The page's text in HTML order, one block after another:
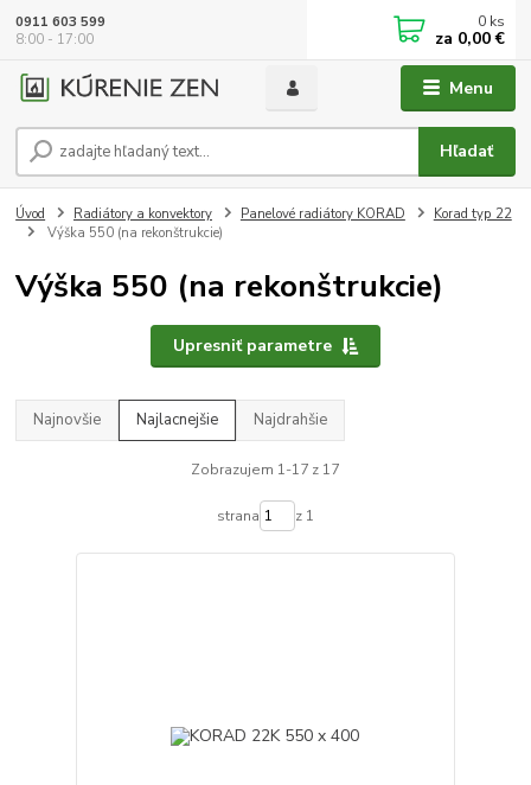
Menu
Hľadať
0911 603 599
8:00 - 17:00
0 ks
za 0,00 €
Úvod Radiátory a konvektory Panelové radiátory KORAD
Korad typ 22
Výška 550 (na rekonštrukcie)
Výška 550 (na rekonštrukcie)
Upresniť parametre
Najnovšie Najlacnejšie Najdrahšie
Zobrazujem 1-17 z 17
strana z 1